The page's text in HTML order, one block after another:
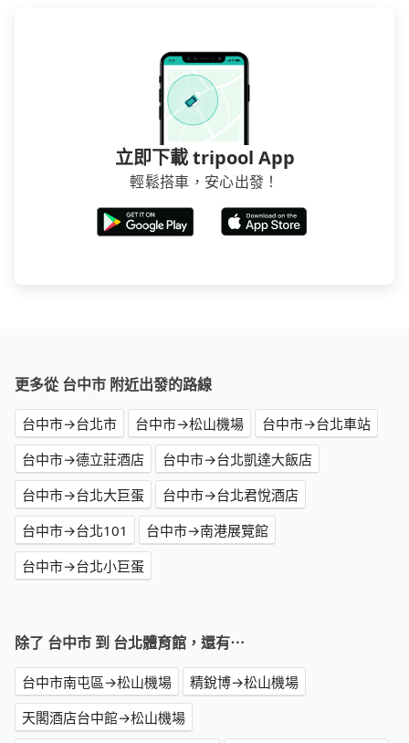
立即下載 tripool App
輕鬆搭車，安心出發！
更多從 台中市 附近出發的路線
台中市→台北市 台中市→松山機場
台中市→台北車站
台中市→德立莊酒店
台中市→台北凱達大飯店
台中市→台北大巨蛋
台中市→台北君悅酒店
台中市→台北101
台中市→南港展覽館
台中市→台北小巨蛋
除了 台中市 到 台北體育館，還有⋯
台中市南屯區→松山機場
精銳博→松山機場
天閣酒店台中館→松山機場